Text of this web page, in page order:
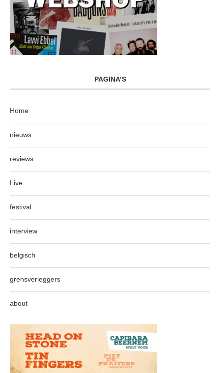
PAGINA’S
Home
nieuws
reviews
Live
festival
interview
belgisch
grensverleggers
about